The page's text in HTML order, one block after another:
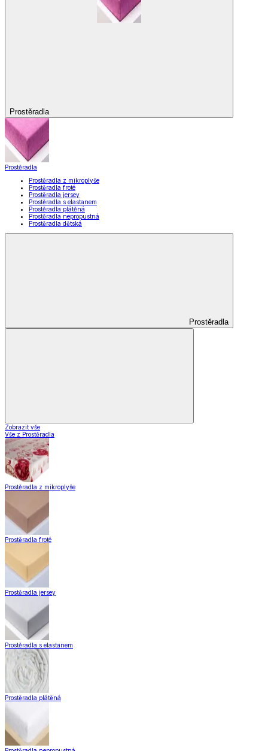
Prostěradla
Prostěradla
Prostěradla z mikroplyše
Prostěradla froté
Prostěradla jersey
Prostěradla s elastanem
Prostěradla plátěná
Prostěradla nepropustná
Prostěradla dětská
Prostěradla
Zobrazit vše
Vše z Prostěradla
Prostěradla z mikroplyše
Prostěradla froté
Prostěradla jersey
Prostěradla s elastanem
Prostěradla plátěná